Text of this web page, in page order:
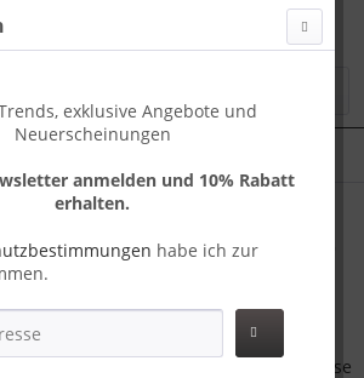
Reisekoffer M
x 24 cm | Polycarbonat-
Schloss,
exklusive Angebote und
Neuerscheinungen
anmelden und 10% Rabatt
erhalten.
habe ich zur